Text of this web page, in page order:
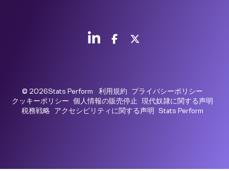
© 2026Stats Perform 利用規約
プライバシーポリシー
クッキーポリシー 個人情報の販売停止
現代奴隷に関する声明
税務戦略 アクセシビリティに関する声明 Stats Perform